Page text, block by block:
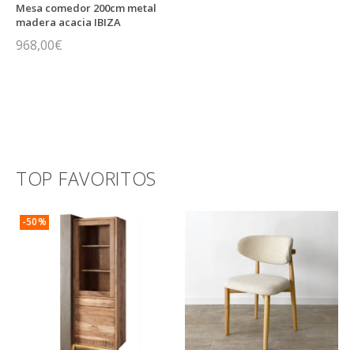
Mesa comedor 200cm metal
madera acacia IBIZA
968,00€
TOP FAVORITOS
-50%